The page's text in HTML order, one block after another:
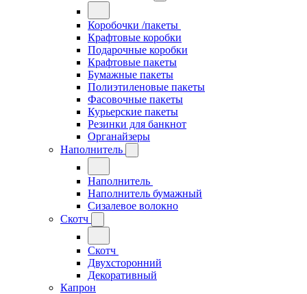
Коробочки /пакеты
Крафтовые коробки
Подарочные коробки
Крафтовые пакеты
Бумажные пакеты
Полиэтиленовые пакеты
Фасовочные пакеты
Курьерские пакеты
Резинки для банкнот
Органайзеры
Наполнитель
Наполнитель
Наполнитель бумажный
Сизалевое волокно
Скотч
Скотч
Двухсторонний
Декоративный
Капрон